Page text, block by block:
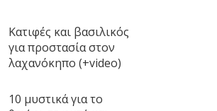
Κατιφές και βασιλικός
για προστασία στον
λαχανόκηπο (+video)
10 μυστικά για το